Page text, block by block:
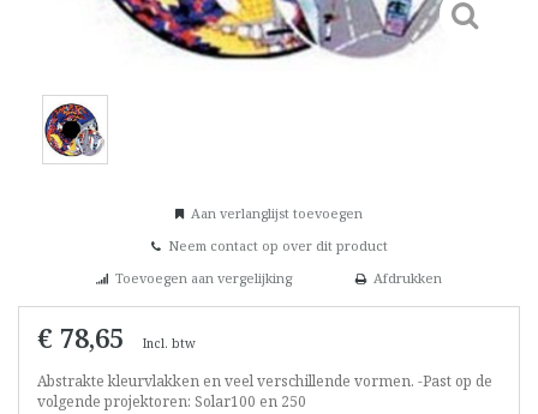
Aan verlanglijst toevoegen
Neem contact op over dit product
Toevoegen aan vergelijking
Afdrukken
€ 78,65 Incl. btw
Abstrakte kleurvlakken en veel verschillende vormen. -Past op de
volgende projektoren: Solar100 en 250